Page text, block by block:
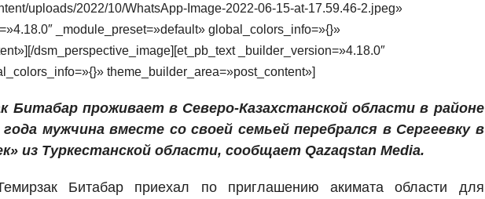
uploads/2022/10/WhatsApp-Image-2022-06-15-at-17.59.46-2.jpeg»
_module_preset=»default» global_colors_info=»{}»
dsm_perspective_image][et_pb_text _builder_version=»4.18.0″
theme_builder_area=»post_content»]
Битабар проживает в Северо-Казахстанской области в районе
мужчина вместе со своей семьей перебрался в Сергеевку в
из Туркестанской области, сообщает Qazaqstan Media.
Битабар приехал по приглашению акимата области для